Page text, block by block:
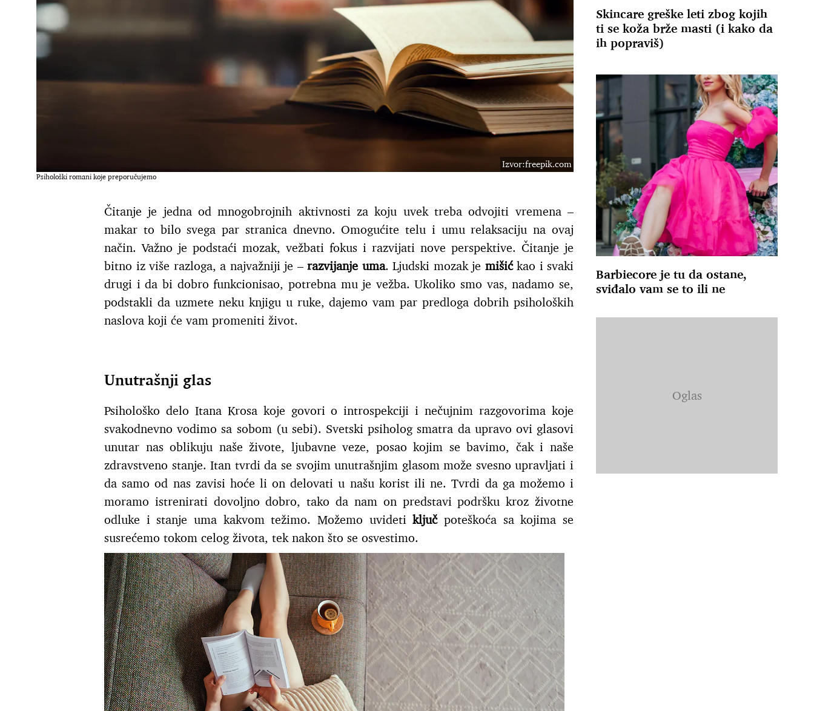
Psihološki romani koje preporučujemo
Izvor:freepik.com
Čitanje je jedna od mnogobrojnih aktivnosti za koju uvek treba odvojiti vremena –
makar to bilo svega par stranica dnevno. Omogućite telu i umu relaksaciju na ovaj
način. Važno je podstaći mozak, vežbati fokus i razvijati nove perspektive. Čitanje je
bitno iz više razloga, a najvažniji je – razvijanje uma. Ljudski mozak je mišićkao i svaki
drugi i da bi dobro funkcionisao, potrebna mu je vežba. Ukoliko smo vas, nadamo se,
podstakli da uzmete neku knjigu u ruke, dajemo vam par predloga dobrih psiholoških
naslova koji će vam promeniti život.
Unutrašnji glas
Psihološko delo Itana Krosa koje govori o introspekciji i nečujnim razgovorima koje
svakodnevno vodimo sa sobom (u sebi). Svetski psiholog smatra da upravo ovi glasovi
unutar nas oblikuju naše živote, ljubavne veze, posao kojim se bavimo, čak i naše
zdravstveno stanje. Itan tvrdi da se svojim unutrašnjim glasom može svesno upravljati i
da samo od nas zavisi hoće li on delovati u našu korist ili ne. Tvrdi da ga možemo i
moramo istrenirati dovoljno dobro, tako da nam on predstavi podršku kroz životne
odluke i stanje uma kakvom težimo. Možemo uvidetiključpoteškoća sa kojima se
susrećemo tokom celog života, tek nakon što se osvestimo.
Skincare greške leti zbog kojih
ti se koža brže masti (i kako da
ih popraviš)
Barbiecore je tu da ostane,
sviđalo vam se to ili ne